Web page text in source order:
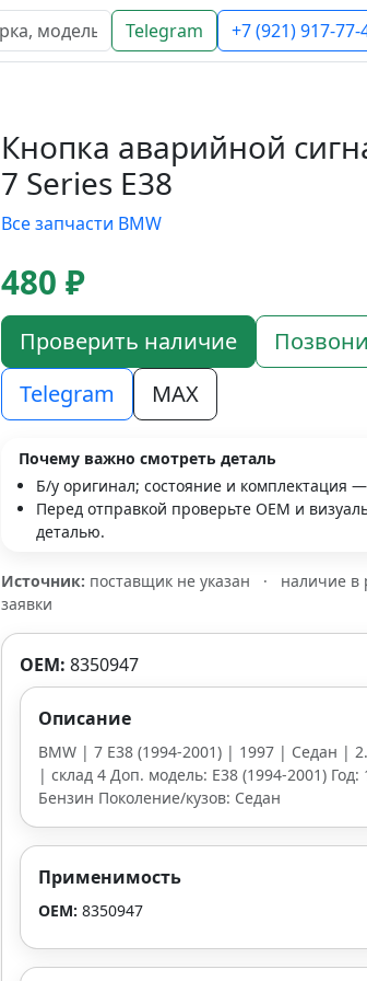
Telegram +7 (921) 917-77-
Кнопка аварийной
7 Series E38
Все запчасти BMW
480 ₽
Проверить наличие
Telegram
MAX
Почему важно смотреть деталь
Б/у оригинал; состояние и комплектация
Перед отправкой проверьте OEM и
деталью.
Источник: поставщик не указан ·
наличие в
заявки
OEM: 8350947
Описание
BMW | 7 E38 (1994-2001) | 1997 | Седан |
| склад 4 Доп. модель: E38 (1994-2001) Год:
Бензин Поколение/кузов: Седан
Применимость
OEM: 8350947